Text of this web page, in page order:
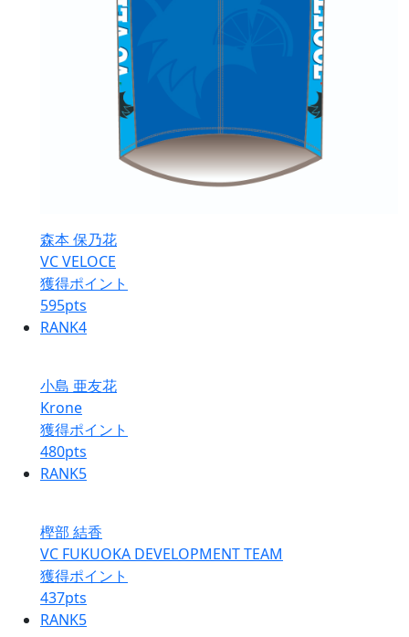
森本 保乃花
VC VELOCE
獲得ポイント
595pts
RANK4
小島 亜友花
Krone
獲得ポイント
480pts
RANK5
樫部 結香
VC FUKUOKA DEVELOPMENT TEAM
獲得ポイント
437pts
RANK5